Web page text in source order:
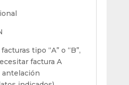
tipo “A” o “B”,
factura A